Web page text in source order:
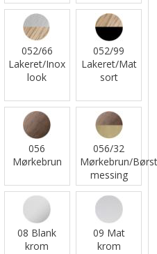
052/66
Lakeret/Inox
look
052/99
Lakeret/Mat
sort
056
Mørkebrun
056/32
Mørkebrun/
messing
08 Blank
krom
09 Mat
krom